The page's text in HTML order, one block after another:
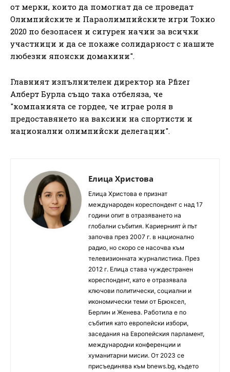
от мерки, които да помогнат да се проведат
Олимпийските и Параолимпийските игри Токио
2020 по безопасен и сигурен начин за всички
участници и да се покаже солидарност с нашите
любезни японски домакини".
Главният изпълнителен директор на Pfizer
Алберт Бурла също така отбеляза, че
"компанията се гордее, че играе роля в
предоставянето на ваксини на спортисти и
национални олимпийски делегации".
Елица Христова
Елица Христова е признат
международен кореспондент с над 17
години опит в отразяването на
глобални събития. Кариерният ѝ път
започва през 2007 г. в национално
радио, но скоро се насочва към
телевизионната журналистика. През
2012 г. Елица става чуждестранен
кореспондент, като е отразявала
ключови политически, социални и
икономически теми от Брюксел,
Берлин и Женева. Работила е по
събития като европейски избори,
заседания на Европейския парламент,
международни конференции и
хуманитарни мисии. От 2023 се
присъединява към bnews.bg, където